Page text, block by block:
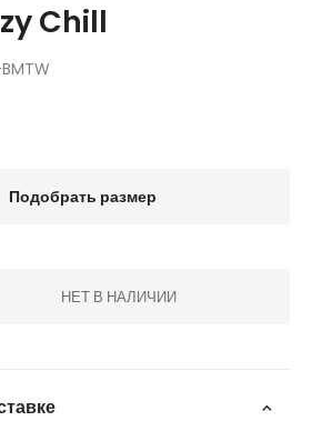
Chill
Подобрать размер
НЕТ В НАЛИЧИИ